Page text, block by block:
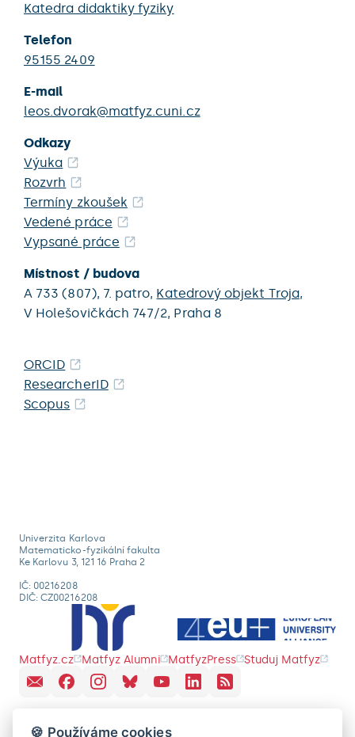
Katedra didaktiky fyziky
Telefon
95155 2409
E-mail
leos.dvorak@matfyz.cuni.cz
Odkazy
Výuka
Rozvrh
Termíny zkoušek
Vedené práce
Vypsané práce
Místnost / budova
A 733 (807), 7. patro, Katedrový objekt Troja,
V Holešovičkách 747/2, Praha 8
ORCID
ResearcherID
Scopus
Univerzita Karlova
Matematicko-fyzikální fakulta
Ke Karlovu 3, 121 16 Praha 2
IČ: 00216208
DIČ: CZ00216208
Matfyz.cz Matfyz Alumni MatfyzPress Studuj Matfyz
🍪 Používáme cookies